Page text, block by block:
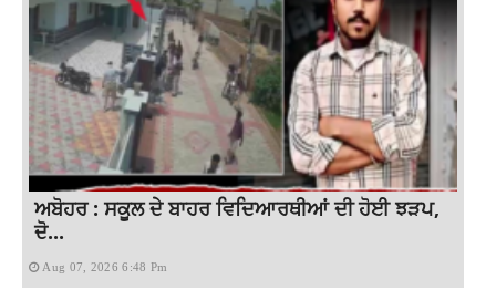
ਅਬੋਹਰ : ਸਕੂਲ ਦੇ ਬਾਹਰ ਵਿਦਿਆਰਥੀਆਂ ਦੀ ਹੋਈ ਝੜਪ,
ਦੋ...
Aug 07, 2026 6:48 Pm